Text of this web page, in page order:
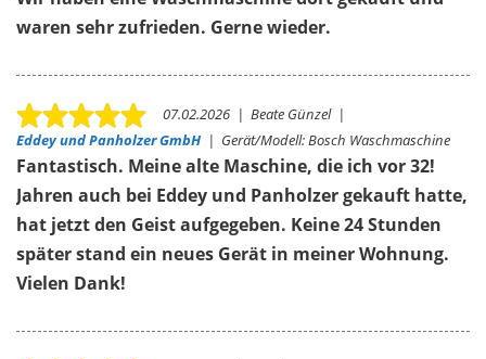
waren sehr zufrieden. Gerne wieder.
07.02.2026 | Beate Günzel|
Eddey und Panholzer GmbH | Gerät/Modell:Bosch Waschmaschine
Fantastisch. Meine alte Maschine, die ich vor 32!
Jahren auch bei Eddey und Panholzer gekauft hatte,
hat jetzt den Geist aufgegeben. Keine 24 Stunden
später stand ein neues Gerät in meiner Wohnung.
Vielen Dank!